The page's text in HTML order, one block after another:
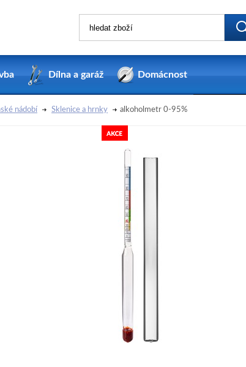
Dílna a garáž Domácnost
nádobí Sklenice a hrnky alkoholmetr 0-95%